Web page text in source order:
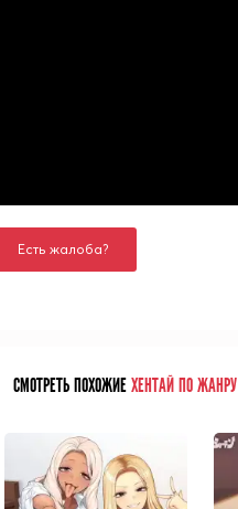
Есть жалоба?
СМОТРЕТЬ ПОХОЖИЕХЕНТАЙ ПО ЖАНРУ